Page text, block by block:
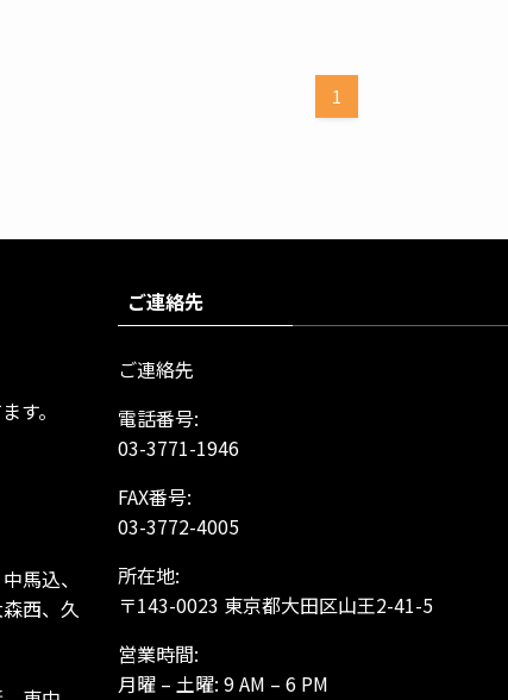
1
す。
馬込、
西、久
ご連絡先
ご連絡先
電話番号:
03-3771-1946
FAX番号:
03-3772-4005
所在地:
〒143-0023 東京都大田区山王2-41-5
営業時間:
月曜 – 土曜: 9 AM – 6 PM